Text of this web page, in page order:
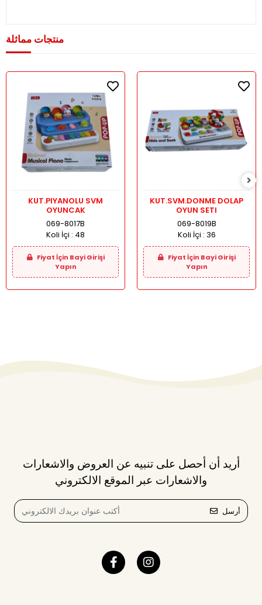
منتجات مماثلة
KUT.PIYANOLU SVM
OYUNCAK
069-8017B
Koli İçi : 48
Fiyat İçin Bayi Girişi
Yapın
KUT.SVM.DONME DOLAP
OYUN SETI
069-8019B
Koli İçi : 36
Fiyat İçin Bayi Girişi
Yapın
أريد أن أحصل على تنبيه عن العروض والاشعارات
والاشعارات عبر الموقع الالكتروني
أرسل